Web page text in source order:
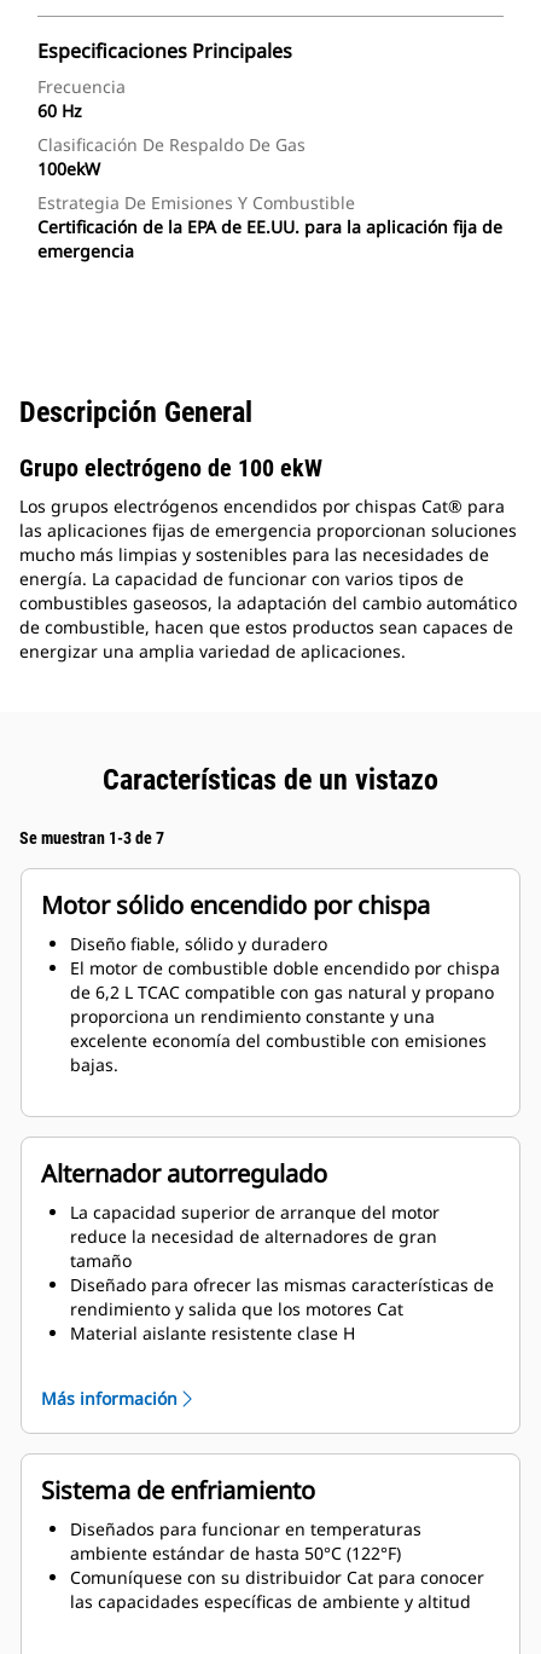
Especificaciones Principales
Frecuencia
60 Hz
Clasificación De Respaldo De Gas
100ekW
Estrategia De Emisiones Y Combustible
Certificación de la EPA de EE.UU. para la aplicación fija de
emergencia
Descripción General
Grupo electrógeno de 100 ekW
Los grupos electrógenos encendidos por chispas Cat® para
las aplicaciones fijas de emergencia proporcionan soluciones
mucho más limpias y sostenibles para las necesidades de
energía. La capacidad de funcionar con varios tipos de
combustibles gaseosos, la adaptación del cambio automático
de combustible, hacen que estos productos sean capaces de
energizar una amplia variedad de aplicaciones.
Características de un vistazo
Se muestran 1-3 de 7
Motor sólido encendido por chispa
Diseño fiable, sólido y duradero
El motor de combustible doble encendido por chispa
de 6,2 L TCAC compatible con gas natural y propano
proporciona un rendimiento constante y una
excelente economía del combustible con emisiones
bajas.
Alternador autorregulado
La capacidad superior de arranque del motor
reduce la necesidad de alternadores de gran
tamaño
Diseñado para ofrecer las mismas características de
rendimiento y salida que los motores Cat
Material aislante resistente clase H
Facilidad de servicio y mayor vida útil
Más información
Sistema de enfriamiento
Diseñados para funcionar en temperaturas
ambiente estándar de hasta 50°C (122°F)
Comuníquese con su distribuidor Cat para conocer
las capacidades específicas de ambiente y altitud